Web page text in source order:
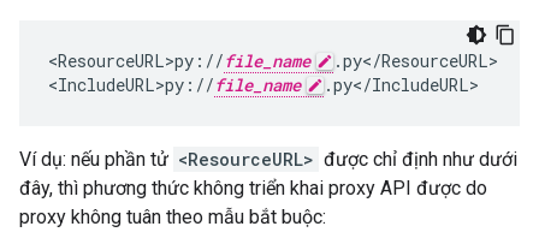
<ResourceURL>py : //file_name .py</ResourceURL>
<IncludeURL>py : //file_name .py</IncludeURL>
Ví dụ: nếu phần tử <ResourceURL> được chỉ định như dưới
đây, thì phương thức không triển khai proxy API được do
proxy không tuân theo mẫu bắt buộc: